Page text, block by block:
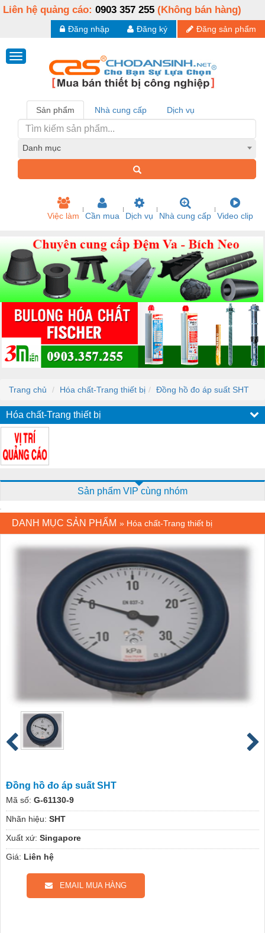
Liên hệ quảng cáo: 0903 357 255 (Không bán hàng)
Đăng sản phẩm
Đăng ký
Đăng nhập
Sản phẩm Nhà cung cấp Dịch vụ
Danh mục
Việc làm Cần mua Dịch vụ Nhà cung cấp Video clip
Trang chủ Hóa chất-Trang thiết bị Đồng hồ đo áp suất SHT
Hóa chất-Trang thiết bị
Sản phẩm VIP cùng nhóm
DANH MỤC SẢN PHẨM » Hóa chất-Trang thiết bị
Đồng hồ đo áp suất SHT
Mã số: G-61130-9
Nhãn hiệu: SHT
Xuất xứ: Singapore
Giá: Liên hệ
EMAIL MUA HÀNG